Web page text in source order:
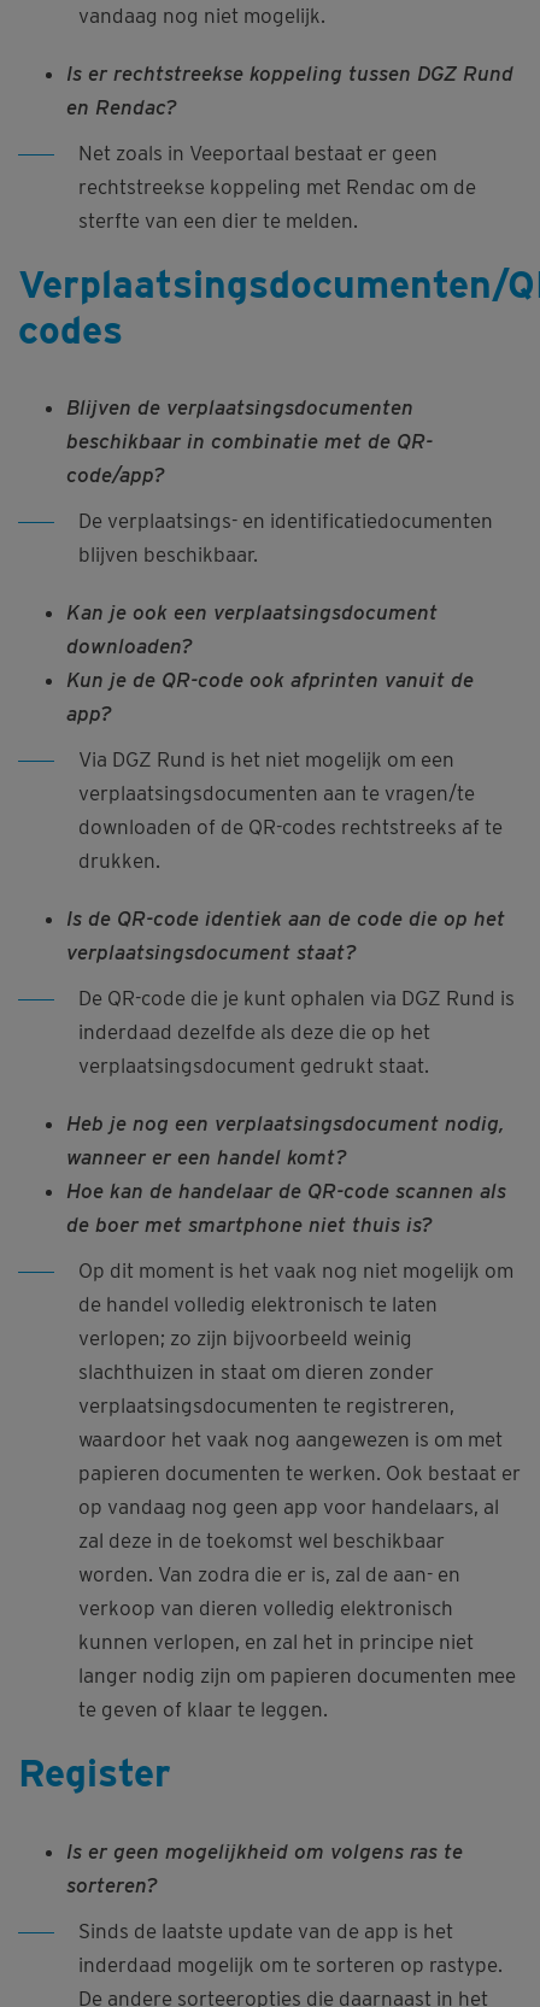
vandaag nog niet mogelijk.
Is er rechtstreekse koppeling tussen DGZ Rund
en Rendac?
Net zoals in Veeportaal bestaat er geen
rechtstreekse koppeling met Rendac om de
sterfte van een dier te melden.
Verplaatsingsdocumenten/
codes
Blijven de verplaatsingsdocumenten
beschikbaar in combinatie met de QR-
code/app?
De verplaatsings- en identificatiedocumenten
blijven beschikbaar.
Kan je ook een verplaatsingsdocument
downloaden?
Kun je de QR-code ook afprinten vanuit de
app?
Via DGZ Rund is het niet mogelijk om een
verplaatsingsdocumenten aan te vragen/te
downloaden of de QR-codes rechtstreeks af te
drukken.
Is de QR-code identiek aan de code die op het
verplaatsingsdocument staat?
De QR-code die je kunt ophalen via DGZ Rund is
inderdaad dezelfde als deze die op het
verplaatsingsdocument gedrukt staat.
Heb je nog een verplaatsingsdocument nodig,
wanneer er een handel komt?
Hoe kan de handelaar de QR-code scannen als
de boer met smartphone niet thuis is?
Op dit moment is het vaak nog niet mogelijk om
de handel volledig elektronisch te laten
verlopen; zo zijn bijvoorbeeld weinig
slachthuizen in staat om dieren zonder
verplaatsingsdocumenten te registreren,
waardoor het vaak nog aangewezen is om met
papieren documenten te werken. Ook bestaat er
op vandaag nog geen app voor handelaars, al
zal deze in de toekomst wel beschikbaar
worden. Van zodra die er is, zal de aan- en
verkoop van dieren volledig elektronisch
kunnen verlopen, en zal het in principe niet
langer nodig zijn om papieren documenten mee
te geven of klaar te leggen.
Register
Is er geen mogelijkheid om volgens ras te
sorteren?
Sinds de laatste update van de app is het
inderdaad mogelijk om te sorteren op rastype.
De andere sorteeropties die daarnaast in het